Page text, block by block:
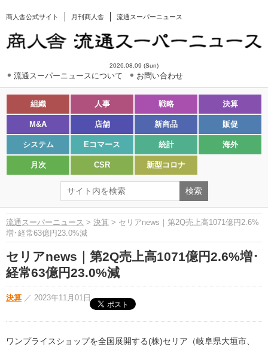
商人舎公式サイト 月刊商人舎 流通スーパーニュース
2026.08.09 (Sun)
流通スーパーニュースについて お問い合わせ
組織 人事 戦略 決算
M&A 店舗 新商品 販促
システム Eコマース 統計 海外
月次 CSR 新型コロナ
流通スーパーニュース > 決算 > セリアnews｜第2Q売上高1071億円2.6%
増･経常63億円23.0%減
セリアnews｜第2Q売上高1071億円2.6%増･
経常63億円23.0%減
決算 ／ 2023年11月01日
ワンプライスショップを全国展開する(株)セリア（岐阜県大垣市、